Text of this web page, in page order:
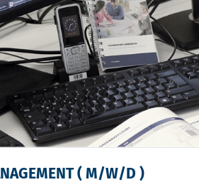
( M/W/D )